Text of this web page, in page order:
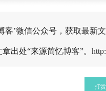
客’微信公众号，获取最新
出处“来源简忆博客”。
打赏